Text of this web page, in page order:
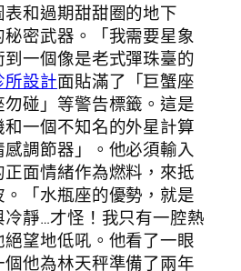
和過期甜甜圈的地下
密武器。「我需要星象
一個像是老式彈珠臺的
所設計面貼滿了「巨蟹座
碰」等警告標籤。這是
一個不知名的外星計算
調節器」。他必須輸入
面情緒作為燃料，來抵
「水瓶座的優勢，就是
靜…才怪！我只有一腔熱
望地低吼。他看了一眼
他為林天秤準備了兩年